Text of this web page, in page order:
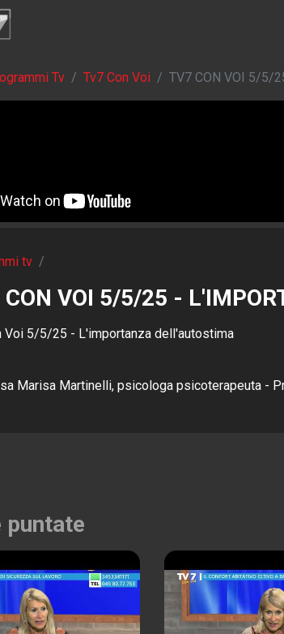
Tv Tv7 Con Voi TV7 CON VOI 5/5/
tv /
CON VOI 5/5/25 -
Voi 5/5/25 - L'importanza dell'autostima
Marisa Martinelli, psicologa psicoterapeuta -
puntate